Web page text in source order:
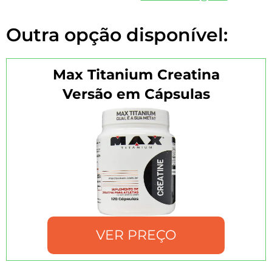
Outra opção disponível:
Max Titanium Creatina
Versão em Cápsulas
VER PREÇO